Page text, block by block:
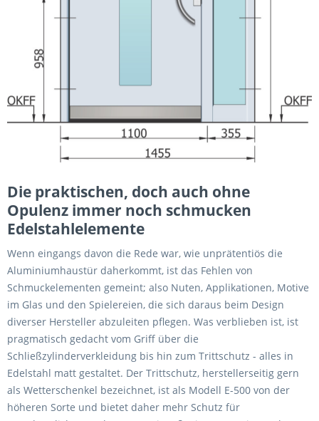
Die praktischen, doch auch ohne
Opulenz immer noch schmucken
Edelstahlelemente
Wenn eingangs davon die Rede war, wie unprätentiös die
Aluminiumhaustür daherkommt, ist das Fehlen von
Schmuckelementen gemeint; also Nuten, Applikationen, Motive
im Glas und den Spielereien, die sich daraus beim Design
diverser Hersteller abzuleiten pflegen. Was verblieben ist, ist
pragmatisch gedacht vom Griff über die
Schließzylinderverkleidung bis hin zum Trittschutz - alles in
Edelstahl matt gestaltet. Der Trittschutz, herstellerseitig gern
als Wetterschenkel bezeichnet, ist als Modell E-500 von der
höheren Sorte und bietet daher mehr Schutz für